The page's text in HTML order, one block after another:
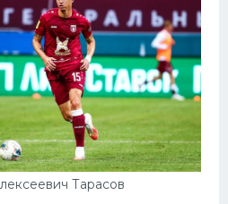
Тарасов